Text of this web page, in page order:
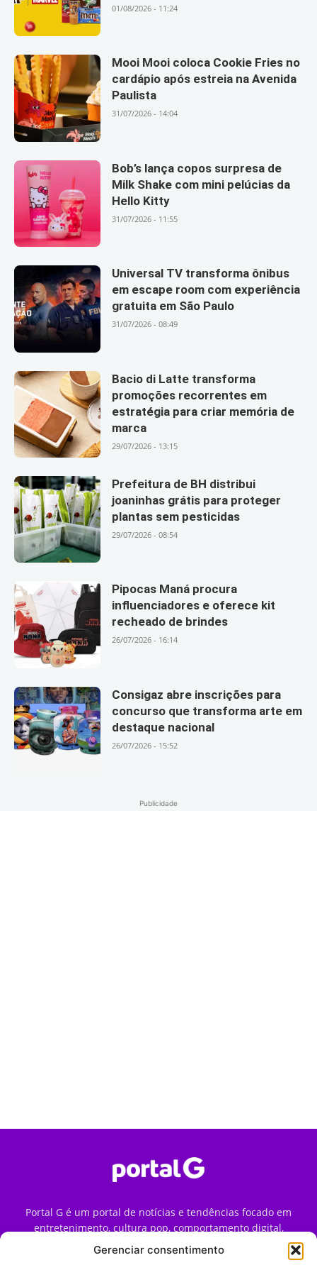
Gerenciar consentimento
01/08/2026 - 11:24
Mooi Mooi coloca Cookie Fries no
cardápio após estreia na Avenida
Paulista
31/07/2026 - 14:04
Bob’s lança copos surpresa de
Milk Shake com mini pelúcias da
Hello Kitty
31/07/2026 - 11:55
Universal TV transforma ônibus
em escape room com experiência
gratuita em São Paulo
31/07/2026 - 08:49
Bacio di Latte transforma
promoções recorrentes em
estratégia para criar memória de
marca
29/07/2026 - 13:15
Prefeitura de BH distribui
joaninhas grátis para proteger
plantas sem pesticidas
29/07/2026 - 08:54
Pipocas Maná procura
influenciadores e oferece kit
recheado de brindes
26/07/2026 - 16:14
Consigaz abre inscrições para
concurso que transforma arte em
destaque nacional
26/07/2026 - 15:52
Publicidade
Portal G é um portal de notícias e tendências focado em
entretenimento, cultura pop, comportamento digital,
streaming, games e iniciativas de marca que impactam a
forma como o público vive e consome internet no Brasil.